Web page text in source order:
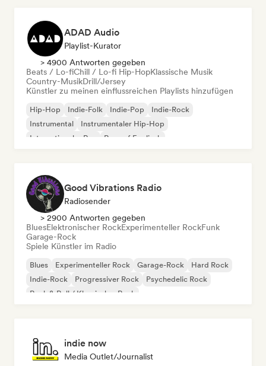
ADAD Audio
Playlist-Kurator
> 4900 Antworten gegeben
Beats / Lo-fiChill / Lo-fi Hip-HopKlassische Musik
Country-MusikDrill/Jersey
Künstler zu meinen einflussreichen Playlists hinzufügen
Hip-Hop Indie-Folk Indie-Pop
Indie-Rock
Instrumental
Instrumentaler Hip-Hop
Internationaler Rap
Rap auf Englisch
Good Vibrations Radio
Radiosender
> 2900 Antworten gegeben
BluesElektronischer RockExperimenteller RockFunk
Garage-Rock
Spiele Künstler im Radio
Blues Experimenteller Rock Garage-Rock
Hard Rock
Indie-Rock
Progressiver Rock
Psychedelic Rock
Rock & Roll / Klassischer Rock
indie now
Media Outlet/Journalist